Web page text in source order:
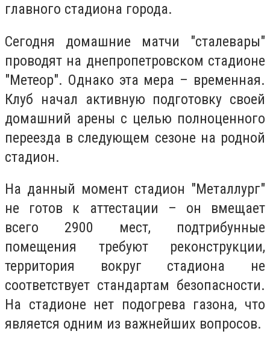
главного стадиона города.
Сегодня домашние матчи "сталевары"
проводят на днепропетровском стадионе
"Метеор". Однако эта мера – временная.
Клуб начал активную подготовку своей
домашний арены с целью полноценного
переезда в следующем сезоне на родной
стадион.
На данный момент стадион "Металлург"
не готов к аттестации – он вмещает
всего 2900 мест, подтрибунные
помещения требуют реконструкции,
территория вокруг стадиона не
соответствует стандартам безопасности.
На стадионе нет подогрева газона, что
является одним из важнейших вопросов.